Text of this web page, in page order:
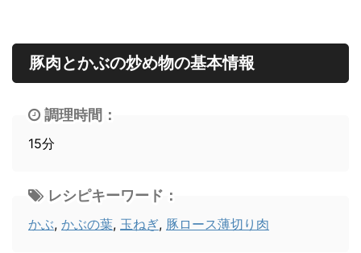
豚肉とかぶの炒め物の基本情報
調理時間：
15分
レシピキーワード：
かぶ, かぶの葉, 玉ねぎ, 豚ロース薄切り肉